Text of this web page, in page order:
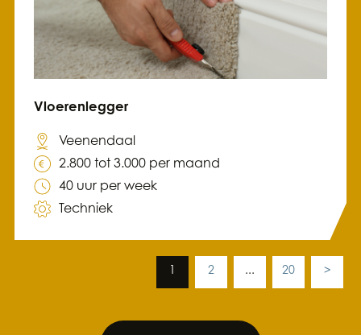
Vloerenlegger
Veenendaal
2.800 tot 3.000 per maand
40 uur per week
Techniek
1 2 ... 20 >